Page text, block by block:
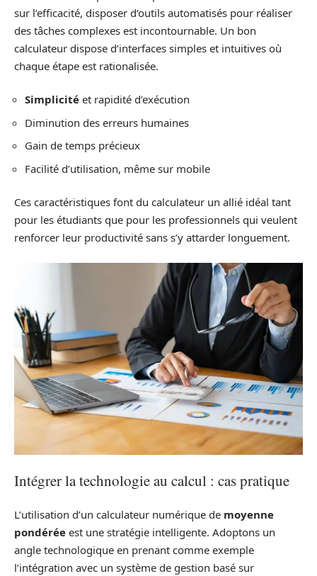
sur l’efficacité, disposer d’outils automatisés pour réaliser
des tâches complexes est incontournable. Un bon
calculateur dispose d’interfaces simples et intuitives où
chaque étape est rationalisée.
Simplicité et rapidité d’exécution
Diminution des erreurs humaines
Gain de temps précieux
Facilité d’utilisation, même sur mobile
Ces caractéristiques font du calculateur un allié idéal tant
pour les étudiants que pour les professionnels qui veulent
renforcer leur productivité sans s’y attarder longuement.
Intégrer la technologie au calcul : cas pratique
L’utilisation d’un calculateur numérique de moyenne
pondérée est une stratégie intelligente. Adoptons un
angle technologique en prenant comme exemple
l’intégration avec un système de gestion basé sur